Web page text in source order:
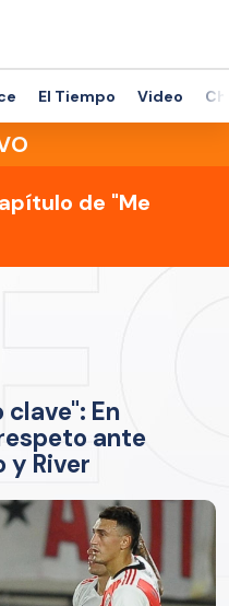
El Tiempo Video
de "Me
En
ante
y River